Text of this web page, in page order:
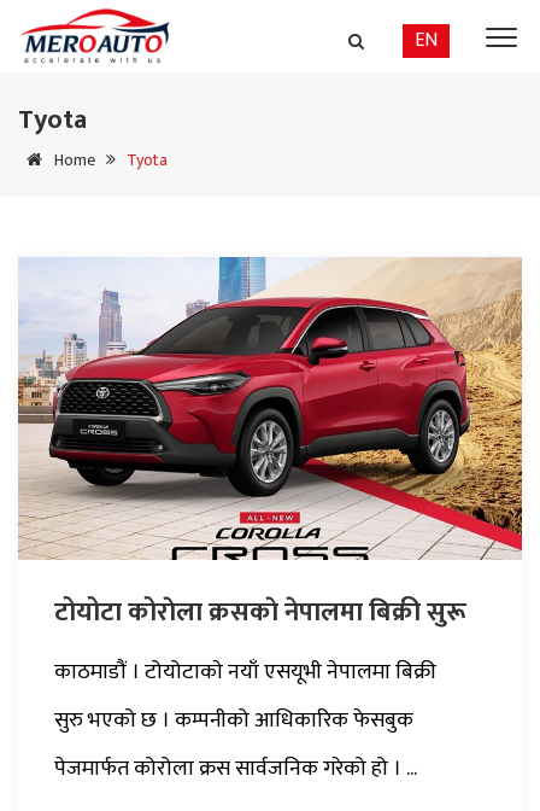
EN
Tyota
Home Tyota
टोयोटा कोराेला क्रसकाे नेपालमा बिक्री सुरू
काठमाडौं । टोयोटाकाे नयाँ एसयूभी नेपालमा बिक्री
सुरु भएको छ । कम्पनीको आधिकारिक फेसबुक
पेजमार्फत कोरोला क्रस सार्वजनिक गरेको हो । ...